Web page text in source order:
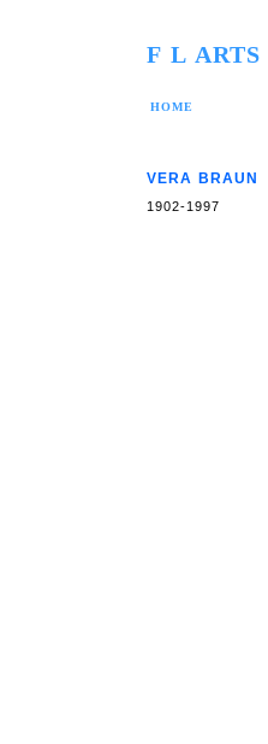
F L ARTS
HOME
VERA BRAUN
1902-1997